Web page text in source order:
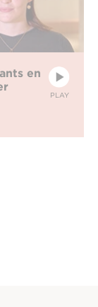
PLAY
en